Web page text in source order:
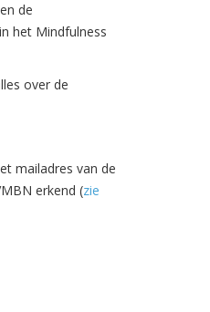
de
het Mindfulness
over de
mailadres van de
erkend (zie